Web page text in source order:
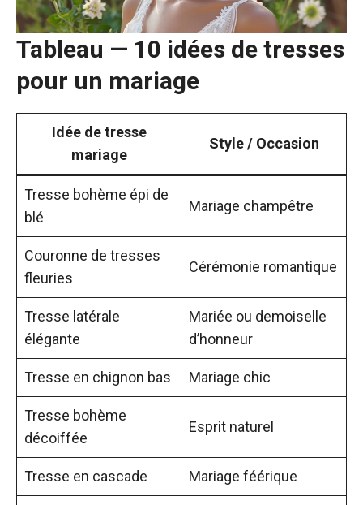
Tableau — 10 idées de tresses
pour un mariage
Idée de tresse
mariage
Style / Occasion
Tresse bohème épi de
blé
Mariage champêtre
Couronne de tresses
fleuries
Cérémonie romantique
Tresse latérale
élégante
Mariée ou demoiselle
d’honneur
Tresse en chignon bas Mariage chic
Tresse bohème
décoiffée
Esprit naturel
Tresse en cascade Mariage féérique